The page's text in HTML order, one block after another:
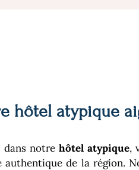
hôtel atypique
dans notre hôtel atypique,
authentique de la région.